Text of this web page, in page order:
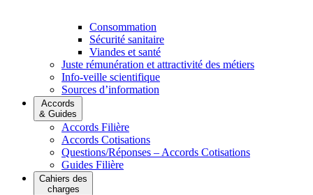
Consommation
Sécurité sanitaire
Viandes et santé
Juste rémunération et attractivité des métiers
Info-veille scientifique
Sources d’information
Accords
& Guides
Accords Filière
Accords Cotisations
Questions/Réponses – Accords Cotisations
Guides Filière
Cahiers des
charges